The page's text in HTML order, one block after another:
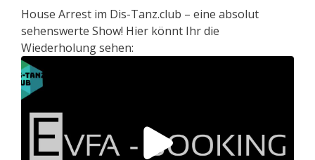
House Arrest im Dis-Tanz.club – eine absolut
sehenswerte Show! Hier könnt Ihr die
Wiederholung sehen: